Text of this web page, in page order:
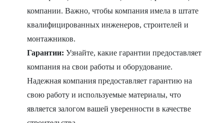
компании. Важно, чтобы компания имела в штате
квалифицированных инженеров, строителей и
монтажников.
Гарантии: Узнайте, какие гарантии предоставляет
компания на свои работы и оборудование.
Надежная компания предоставляет гарантию на
свою работу и используемые материалы, что
является залогом вашей уверенности в качестве